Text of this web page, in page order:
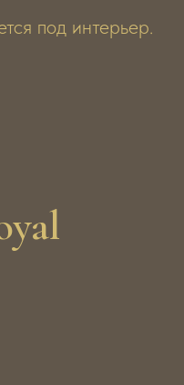
под интерьер.